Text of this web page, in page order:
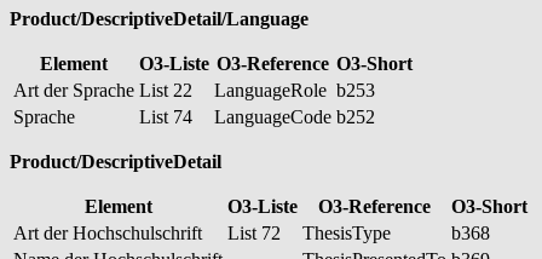
Product/DescriptiveDetail/Language
Element O3-Liste O3-Reference O3-Short
Art der Sprache List 22 LanguageRole b253
Sprache
List 74 LanguageCode b252
Product/DescriptiveDetail
Element O3-Liste O3-Reference
O3-Short
Art der Hochschulschrift
List 72 ThesisType
b368